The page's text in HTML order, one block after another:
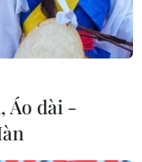
Áo dài -